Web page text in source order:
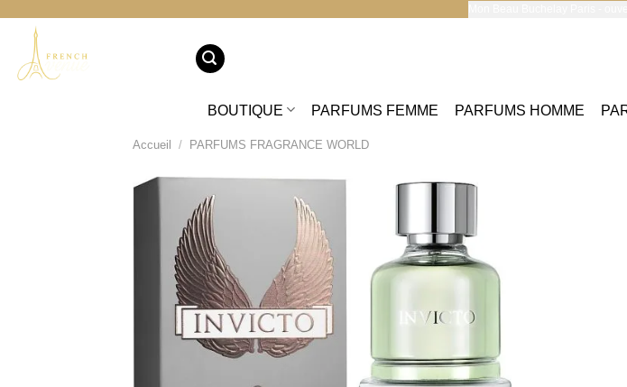
contenu
BOUTIQUE PARFUMS FEMME PARFUMS HOMME
Accueil / PARFUMS FRAGRANCE WORLD